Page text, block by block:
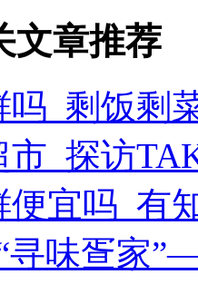
文章推荐
吗_剩饭剩
_探访
便宜吗_有
寻味疍家